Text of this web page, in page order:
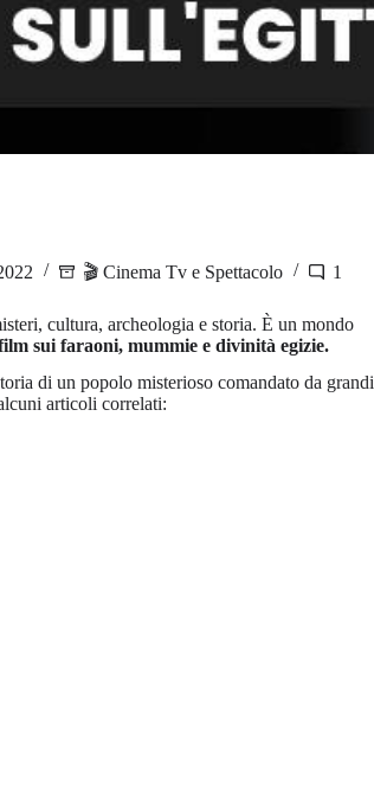
🎬 Cinema Tv e Spettacolo 1
cultura, archeologia e storia. È un mondo
sui faraoni, mummie e divinità egizie.
di un popolo misterioso comandato da grandi
articoli correlati: